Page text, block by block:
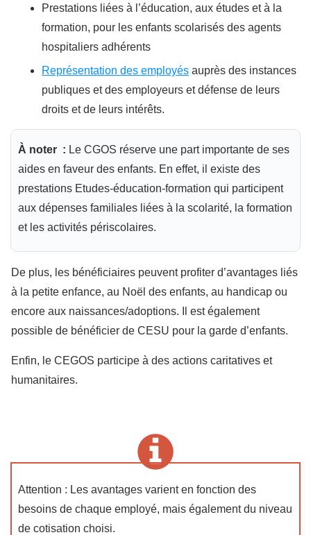
Prestations liées à l’éducation, aux études et à la
formation, pour les enfants scolarisés des agents
hospitaliers adhérents
Représentation des employés auprès des instances
publiques et des employeurs et défense de leurs
droits et de leurs intérêts.
À noter : Le CGOS réserve une part importante de ses
aides en faveur des enfants. En effet, il existe des
prestations Etudes-éducation-formation qui participent
aux dépenses familiales liées à la scolarité, la formation
et les activités périscolaires.
De plus, les bénéficiaires peuvent profiter d’avantages liés
à la petite enfance, au Noël des enfants, au handicap ou
encore aux naissances/adoptions. Il est également
possible de bénéficier de CESU pour la garde d’enfants.
Enfin, le CEGOS participe à des actions caritatives et
humanitaires.
Attention : Les avantages varient en fonction des
besoins de chaque employé, mais également du niveau
de cotisation choisi.